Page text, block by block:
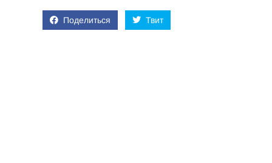
Поделиться Твит